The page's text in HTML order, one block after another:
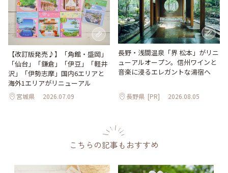
【改訂版発売♪】「角館・盛岡」
「仙台」「鎌倉」「伊豆」「軽井
沢」「伊勢志摩」国内6エリアと
海外1エリアがリニューアル
宮城県 2026.07.09
長野・浅間温泉「界 松本」がリニ
ューアルオープン。信州ワインと
音楽に浸るエレガントな湯宿へ
長野県 [PR] 2026.08.05
こちらの記事もおすすめ